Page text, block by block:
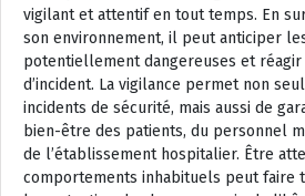
vigilant et attentif en tout temps. En
son environnement, il peut anticiper
potentiellement dangereuses et réagir
d’incident. La vigilance permet non
incidents de sécurité, mais aussi de
bien-être des patients, du personnel
de l’établissement hospitalier. Être
comportements inhabituels peut faire